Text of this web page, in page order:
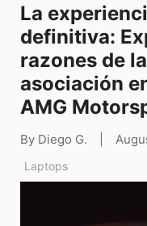
La
definitiva:
razones de
asociación
AMG
By Diego G.
Laptops